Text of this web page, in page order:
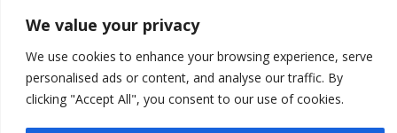
We value your privacy
We use cookies to enhance your browsing experience, serve
personalised ads or content, and analyse our traffic. By
clicking "Accept All", you consent to our use of cookies.
TRENCHERS
HYDRAULISCHE ANBAUGERÄTE
© Keen Attachments Ltd. Alle Rechte vorbehalten. Website von